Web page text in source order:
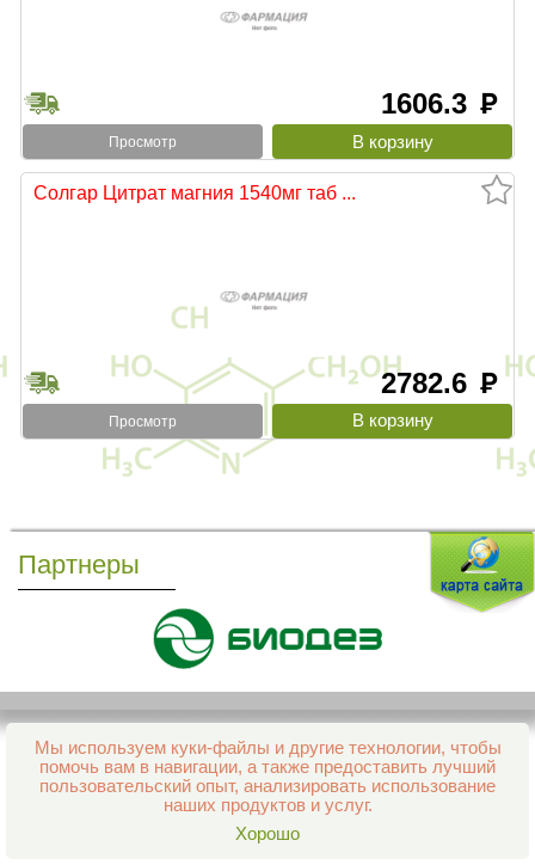
1606.3 руб
Просмотр
Солгар Цитрат магния 1540мг таб ...
2782.6 руб
Просмотр
Партнеры
Мы используем куки-файлы и другие технологии, чтобы
помочь вам в навигации, а также предоставить лучший
пользовательский опыт, анализировать использование
наших продуктов и услуг.
Хорошо
Все права защищены и охраняются законом
© 2013–2026 Интернет-аптека Фармация
support@aptekapenza.ru
Телефон: Служба обработки заказов 99-98-28